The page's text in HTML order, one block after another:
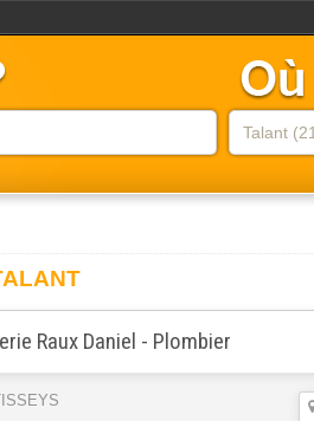
Raux Daniel - Plombier